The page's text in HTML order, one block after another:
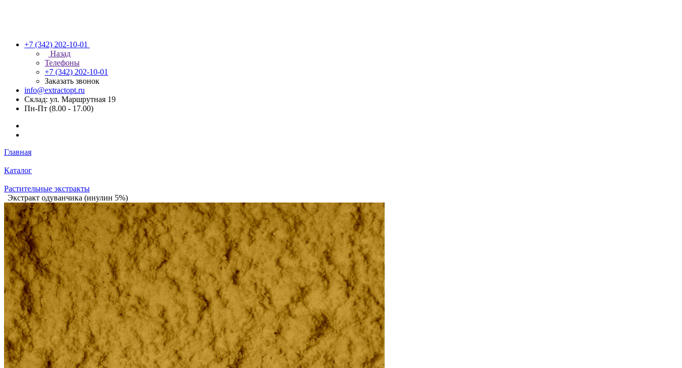
+7 (342) 202-10-01
Назад
Телефоны
+7 (342) 202-10-01
Заказать звонок
info@extractopt.ru
Склад: ул. Маршрутная 19
Пн-Пт (8.00 - 17.00)
Главная
Каталог
Растительные экстракты
Экстракт одуванчика (инулин 5%)